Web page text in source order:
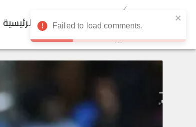
الرئيسية Failed to load comments.